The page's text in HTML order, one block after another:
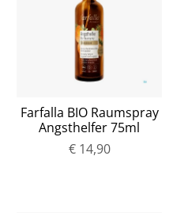
Farfalla BIO Raumspray
Angsthelfer 75ml
€ 14,90